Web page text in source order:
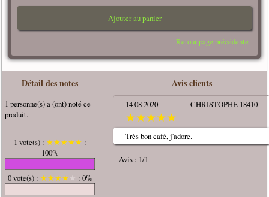
Ajouter au panier
Retour page précédente
Détail des notes
1 personne(s) a (ont) noté ce
produit.
1 vote(s) : ★★★★★ :
100%
0 vote(s) : ★★★★ ★ : 0%
Avis clients
14 08 2020 CHRISTOPHE 18410
★★★★★
Très bon café, j'adore.
Avis : 1/1